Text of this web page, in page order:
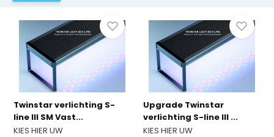
Twinstar verlichting S-
line III SM Vast...
KIES HIER UW
Upgrade Twinstar
verlichting S-line III ...
KIES HIER UW